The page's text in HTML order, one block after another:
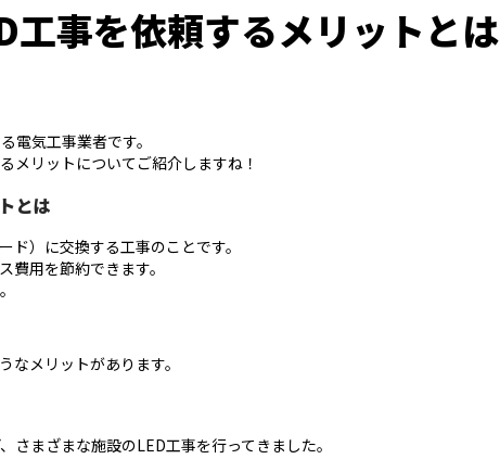
工事を依頼するメリットとは
電気工事業者です。
メリットについてご紹介しますね！
とは
）に交換する工事のことです。
費用を節約できます。
メリットがあります。
まざまな施設のLED工事を行ってきました。